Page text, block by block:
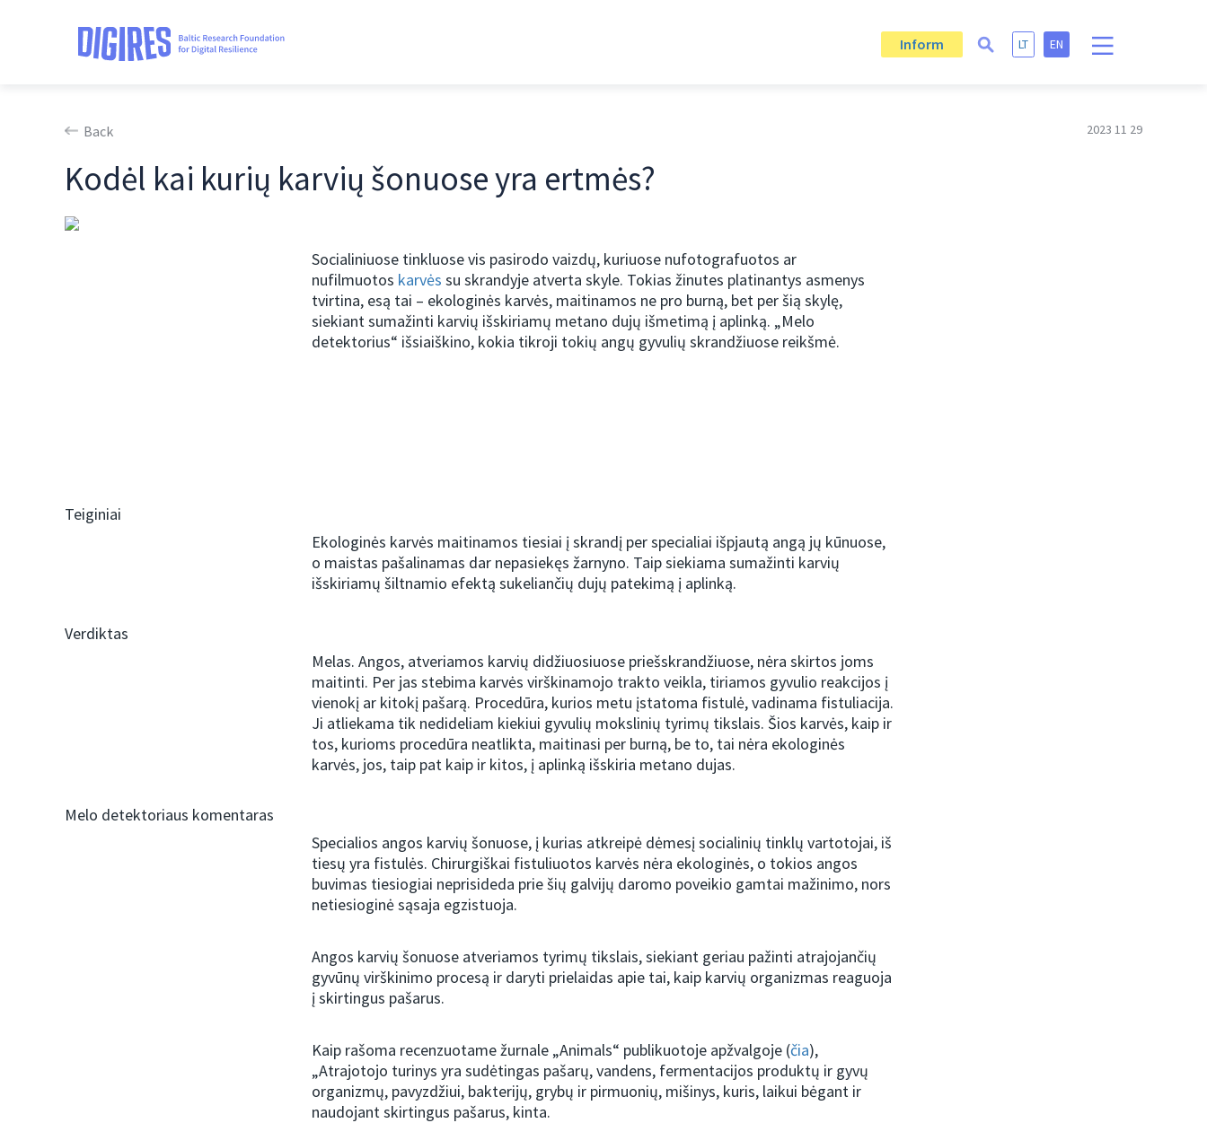
Inform LT EN
Back 2023 11 29
Kodėl kai kurių karvių šonuose yra ertmės?
Socialiniuose tinkluose vis pasirodo vaizdų, kuriuose nufotografuotos ar
nufilmuotos karvės su skrandyje atverta skyle. Tokias žinutes platinantys asmenys
tvirtina, esą tai – ekologinės karvės, maitinamos ne pro burną, bet per šią skylę,
siekiant sumažinti karvių išskiriamų metano dujų išmetimą į aplinką. „Melo
detektorius“ išsiaiškino, kokia tikroji tokių angų gyvulių skrandžiuose reikšmė.
Teiginiai
Ekologinės karvės maitinamos tiesiai į skrandį per specialiai išpjautą angą jų kūnuose,
o maistas pašalinamas dar nepasiekęs žarnyno. Taip siekiama sumažinti karvių
išskiriamų šiltnamio efektą sukeliančių dujų patekimą į aplinką.
Verdiktas
Melas. Angos, atveriamos karvių didžiuosiuose priešskrandžiuose, nėra skirtos joms
maitinti. Per jas stebima karvės virškinamojo trakto veikla, tiriamos gyvulio reakcijos į
vienokį ar kitokį pašarą. Procedūra, kurios metu įstatoma fistulė, vadinama fistuliacija.
Ji atliekama tik nedideliam kiekiui gyvulių mokslinių tyrimų tikslais. Šios karvės, kaip ir
tos, kurioms procedūra neatlikta, maitinasi per burną, be to, tai nėra ekologinės
karvės, jos, taip pat kaip ir kitos, į aplinką išskiria metano dujas.
Melo detektoriaus komentaras
Specialios angos karvių šonuose, į kurias atkreipė dėmesį socialinių tinklų vartotojai, iš
tiesų yra fistulės. Chirurgiškai fistuliuotos karvės nėra ekologinės, o tokios angos
buvimas tiesiogiai neprisideda prie šių galvijų daromo poveikio gamtai mažinimo, nors
netiesioginė sąsaja egzistuoja.
Angos karvių šonuose atveriamos tyrimų tikslais, siekiant geriau pažinti atrajojančių
gyvūnų virškinimo procesą ir daryti prielaidas apie tai, kaip karvių organizmas reaguoja
į skirtingus pašarus.
Kaip rašoma recenzuotame žurnale „Animals“ publikuotoje apžvalgoje (čia),
„Atrajotojo turinys yra sudėtingas pašarų, vandens, fermentacijos produktų ir gyvų
organizmų, pavyzdžiui, bakterijų, grybų ir pirmuonių, mišinys, kuris, laikui bėgant ir
naudojant skirtingus pašarus, kinta.